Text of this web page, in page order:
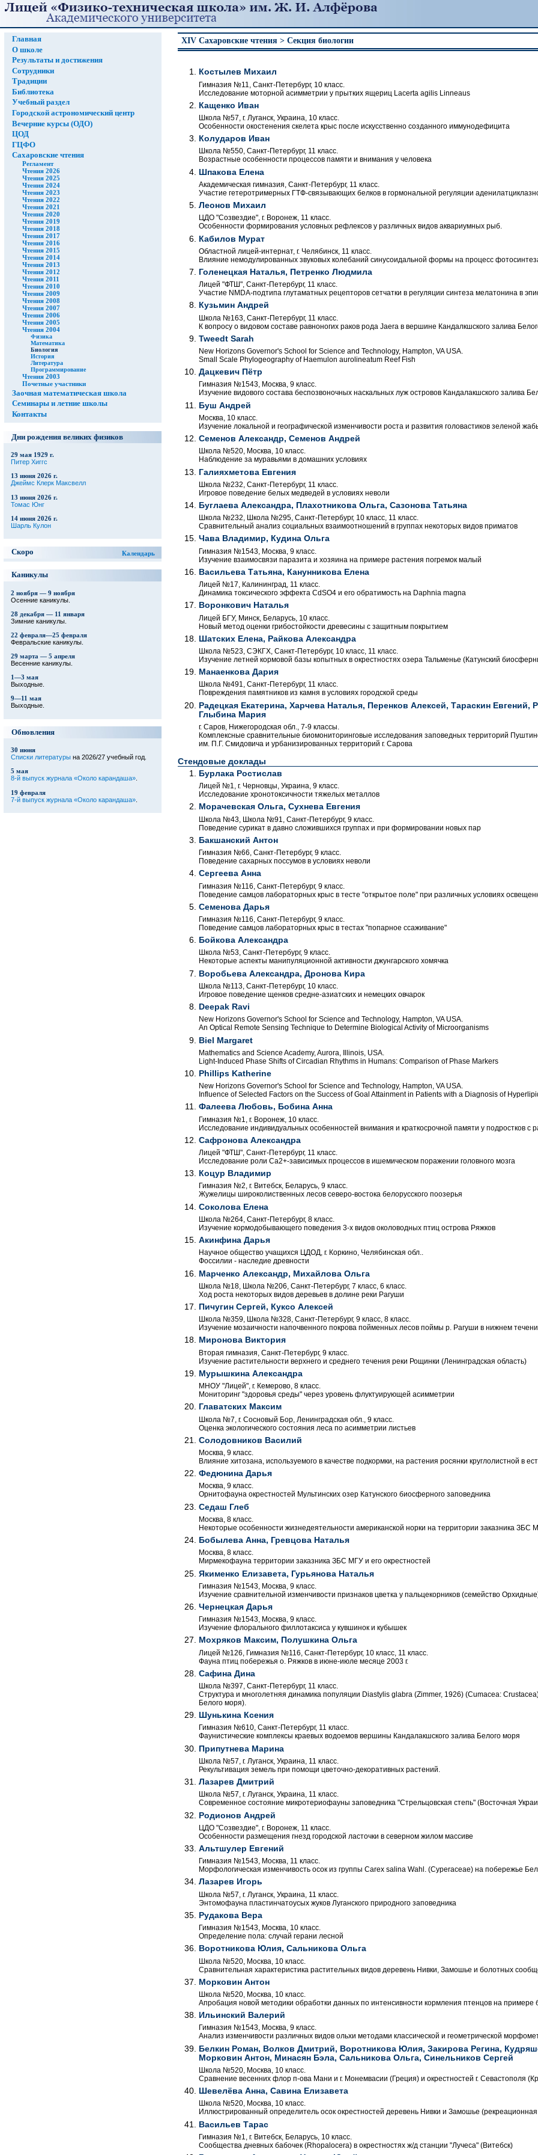
Главная
О школе
Результаты и достижения
Сотрудники
Традиции
Библиотека
Учебный раздел
Городской астрономический центр
Вечерние курсы (ОДО)
ЦОД
ГЦФО
Сахаровские чтения
Регламент
Чтения 2026
Чтения 2025
Чтения 2024
Чтения 2023
Чтения 2022
Чтения 2021
Чтения 2020
Чтения 2019
Чтения 2018
Чтения 2017
Чтения 2016
Чтения 2015
Чтения 2014
Чтения 2013
Чтения 2012
Чтения 2011
Чтения 2010
Чтения 2009
Чтения 2008
Чтения 2007
Чтения 2006
Чтения 2005
Чтения 2004
Физика
Математика
Биология
История
Литература
Программирование
Чтения 2003
Почетные участники
Заочная математическая школа
Семинары и летние школы
Контакты
Дни рождения великих физиков
29 мая 1929 г.
Питер Хиггс
13 июня 2026 г.
Джеймс Клерк Максвелл
13 июня 2026 г.
Томас Юнг
14 июня 2026 г.
Шарль Кулон
Скоро Календарь
Каникулы
2 ноября — 9 ноября
Осенние каникулы.
28 декабря — 11 января
Зимние каникулы.
22 февраля—25 февраля
Февральские каникулы.
29 марта — 5 апреля
Весенние каникулы.
1—3 мая
Выходные.
9—11 мая
Выходные.
Обновления
30 июня
Списки литературына 2026/27 учебный год.
5 мая
8-й выпуск журнала «Около карандаша».
19 февраля
7-й выпуск журнала «Около карандаша».
XIV Сахаровские чтения > Секция биологии
Костылев Михаил
Гимназия №11, Санкт-Петербург, 10 класс.
Исследование моторной асимметрии у прытких ящериц Lacerta agilis Linneaus
Кащенко Иван
Школа №57, г. Луганск, Украина, 10 класс.
Особенности окостенения скелета крыс после искусственно созданного иммунодефицита
Колударов Иван
Школа №550, Санкт-Петербург, 11 класс.
Возрастные особенности процессов памяти и внимания у человека
Шпакова Елена
Академическая гимназия, Санкт-Петербург, 11 класс.
Участие гетеротримерных ГТФ-связывающих белков в гормональной регуляции
Леонов Михаил
ЦДО "Созвездие", г. Воронеж, 11 класс.
Особенности формирования условных рефлексов у различных видов аквариумных рыб.
Кабилов Мурат
Областной лицей-интернат, г. Челябинск, 11 класс.
Влияние немодулированных звуковых колебаний синусоидальной формы на процесс
Голенецкая Наталья, Петренко Людмила
Лицей "ФТШ", Санкт-Петербург, 11 класс.
Участие NMDA-подтипа глутаматных рецепторов сетчатки в регуляции синтеза мелатонина в
Кузьмин Андрей
Школа №163, Санкт-Петербург, 11 класс.
К вопросу о видовом составе равноногих раков рода Jaera в вершине Кандалкшского залива
Tweedt Sarah
New Horizons Governor's School for Science and Technology, Hampton, VA USA.
Small Scale Phylogeography of Haemulon aurolineatum Reef Fish
Дацкевич Пётр
Гимназия №1543, Москва, 9 класс.
Изучение видового состава беспозвоночных наскальных луж островов Кандалакшского залива
Буш Андрей
Москва, 10 класс.
Изучение локальной и географической изменчивости роста и развития головастиков зеленой
Семенов Александр, Семенов Андрей
Школа №520, Москва, 10 класс.
Наблюдение за муравьями в домашних условиях
Галияхметова Евгения
Школа №232, Санкт-Петербург, 11 класс.
Игровое поведение белых медведей в условиях неволи
Буглаева Александра, Плахотникова Ольга, Сазонова Татьяна
Школа №232, Школа №295, Санкт-Петербург, 10 класс, 11 класс.
Сравнительный анализ социальных взаимоотношений в группах некоторых видов приматов
Чава Владимир, Кудина Ольга
Гимназия №1543, Москва, 9 класс.
Изучение взаимосвязи паразита и хозяина на примере растения погремок малый
Васильева Татьяна, Канунникова Елена
Лицей №17, Калининград, 11 класс.
Динамика токсического эффекта CdSO4 и его обратимость на Daphnia magna
Воронкович Наталья
Лицей БГУ, Минск, Беларусь, 10 класс.
Новый метод оценки грибостойкости древесины с защитным покрытием
Шатских Елена, Райкова Александра
Школа №523, СЭКГХ, Санкт-Петербург, 10 класс, 11 класс.
Изучение летней кормовой базы копытных в окрестностях озера Тальменье (Катунский
Манаенкова Дария
Школа №491, Санкт-Петербург, 11 класс.
Повреждения памятников из камня в условиях городской среды
Радецкая Екатерина, Харчева Наталья, Перенков Алексей, Тараскин
Глыбина Мария
г. Саров, Нижегородская обл., 7-9 классы.
Комплексные сравнительные биомониторинговые исследования заповедных территорий
им. П.Г. Смидовича и урбанизированных территорий г. Сарова
Стендовые доклады
Бурлака Ростислав
Лицей №1, г. Черновцы, Украина, 9 класс.
Исследование хронотоксичности тяжелых металлов
Морачевская Ольга, Сухнева Евгения
Школа №43, Школа №91, Санкт-Петербург, 9 класс.
Поведение сурикат в давно сложившихся группах и при формировании новых пар
Бакшанский Антон
Гимназия №66, Санкт-Петербург, 9 класс.
Поведение сахарных поссумов в условиях неволи
Сергеева Анна
Гимназия №116, Санкт-Петербург, 9 класс.
Поведение самцов лабораторных крыс в тесте "открытое поле" при различных условиях
Семенова Дарья
Гимназия №116, Санкт-Петербург, 9 класс.
Поведение самцов лабораторных крыс в тестах "попарное ссаживание"
Бойкова Александра
Школа №53, Санкт-Петербург, 9 класс.
Некоторые аспекты манипуляционной активности джунгарского хомячка
Воробьева Александра, Дронова Кира
Школа №113, Санкт-Петербург, 10 класс.
Игровое поведение щенков средне-азиатских и немецких овчарок
Deepak Ravi
New Horizons Governor's School for Science and Technology, Hampton, VA USA.
An Optical Remote Sensing Technique to Determine Biological Activity of Microorganisms
Biel Margaret
Mathematics and Science Academy, Aurora, Illinois, USA.
Light-Induced Phase Shifts of Circadian Rhythms in Humans: Comparison of Phase Markers
Phillips Katherine
New Horizons Governor's School for Science and Technology, Hampton, VA USA.
Influence of Selected Factors on the Success of Goal Attainment in Patients with a Diagnosis of
Фалеева Любовь, Бобина Анна
Гимназия №1, г. Воронеж, 10 класс.
Исследование индивидуальных особенностей внимания и краткосрочной памяти у подростков
Сафронова Александра
Лицей "ФТШ", Санкт-Петербург, 11 класс.
Исследование роли Са2+-зависимых процессов в ишемическом поражении головного мозга
Коцур Владимир
Гимназия №2, г. Витебск, Беларусь, 9 класс.
Жужелицы широколиственных лесов северо-востока белорусского поозерья
Соколова Елена
Школа №264, Санкт-Петербург, 8 класс.
Изучение кормодобывающего поведения 3-х видов околоводных птиц острова Ряжков
Акинфина Дарья
Научное общество учащихся ЦДОД, г. Коркино, Челябинская обл..
Фоссилии - наследие древности
Марченко Александр, Михайлова Ольга
Школа №18, Школа №206, Санкт-Петербург, 7 класс, 6 класс.
Ход роста некоторых видов деревьев в долине реки Рагуши
Пичугин Сергей, Куксо Алексей
Школа №359, Школа №328, Санкт-Петербург, 9 класс, 8 класс.
Изучение мозаичности напочвенного покрова пойменных лесов поймы р. Рагуши в нижнем
Миронова Виктория
Вторая гимназия, Санкт-Петербург, 9 класс.
Изучение растительности верхнего и среднего течения реки Рощинки (Ленинградская область)
Мурышкина Александра
МНОУ "Лицей", г. Кемерово, 8 класс.
Мониторинг "здоровья среды" через уровень флуктуирующей асимметрии
Главатских Максим
Школа №7, г. Сосновый Бор, Ленинградская обл., 9 класс.
Оценка экологического состояния леса по асимметрии листьев
Солодовников Василий
Москва, 9 класс.
Влияние хитозана, используемого в качестве подкормки, на растения росянки круглолистной в
Федюнина Дарья
Москва, 9 класс.
Орнитофауна окрестностей Мультинских озер Катунского биосферного заповедника
Седаш Глеб
Москва, 8 класс.
Некоторые особенности жизнедеятельности американской норки на территории заказника ЗБС
Бобылева Анна, Гревцова Наталья
Москва, 8 класс.
Мирмекофауна территории заказника ЗБС МГУ и его окрестностей
Якименко Елизавета, Гурьянова Наталья
Гимназия №1543, Москва, 9 класс.
Изучение сравнительной изменчивости признаков цветка у пальцекорников (семейство
Чернецкая Дарья
Гимназия №1543, Москва, 9 класс.
Изучение флорального филлотаксиса у кувшинок и кубышек
Мохряков Максим, Полушкина Ольга
Лицей №126, Гимназия №116, Санкт-Петербург, 10 класс, 11 класс.
Фауна птиц побережья о. Ряжков в июне-июле месяце 2003 г.
Сафина Дина
Школа №397, Санкт-Петербург, 11 класс.
Структура и многолетняя динамика популяции Diastylis glabra (Zimmer, 1926) (Cumacea:
Белого моря).
Шунькина Ксения
Гимназия №610, Санкт-Петербург, 11 класс.
Фаунистические комплексы краевых водоемов вершины Кандалакшского залива Белого моря
Припутнева Марина
Школа №57, г. Луганск, Украина, 11 класс.
Рекультивация земель при помощи цветочно-декоративных растений.
Лазарев Дмитрий
Школа №57, г. Луганск, Украина, 11 класс.
Современное состояние микротериофауны заповедника "Стрельцовская степь" (Восточная
Родионов Андрей
ЦДО "Созвездие", г. Воронеж, 11 класс.
Особенности размещения гнезд городской ласточки в северном жилом массиве
Альтшулер Евгений
Гимназия №1543, Москва, 11 класс.
Морфологическая изменчивость осок из группы Carex salina Wahl. (Cyperaceae) на побережье
Лазарев Игорь
Школа №57, г. Луганск, Украина, 11 класс.
Энтомофауна пластинчатоусых жуков Луганского природного заповедника
Рудакова Вера
Гимназия №1543, Москва, 10 класс.
Определение пола: случай герани лесной
Воротникова Юлия, Сальникова Ольга
Школа №520, Москва, 10 класс.
Сравнительная характеристика растительных видов деревень Нивки, Замошье и болотных
Морковин Антон
Школа №520, Москва, 10 класс.
Апробация новой методики обработки данных по интенсивности кормления птенцов на примере
Ильинский Валерий
Гимназия №1543, Москва, 9 класс.
Анализ изменчивости различных видов ольхи методами классической и геометрической
Белкин Роман, Волков Дмитрий, Воротникова Юлия, Закирова Регина,
Морковин Антон, Минасян Бэла, Сальникова Ольга, Синельников Сергей
Школа №520, Москва, 10 класс.
Сравнение весенних флор п-ова Мани и г. Монемвасии (Греция) и окрестностей г. Севастополя
Шевелёва Анна, Савина Елизавета
Школа №520, Москва, 10 класс.
Иллюстрированный определитель осок окрестностей деревень Нивки и Замошье
Васильев Тарас
Гимназия №1, г. Витебск, Беларусь, 10 класс.
Cообщества дневных бабочек (Rhopalocera) в окрестностях ж/д станции "Лучеса" (Витебск)